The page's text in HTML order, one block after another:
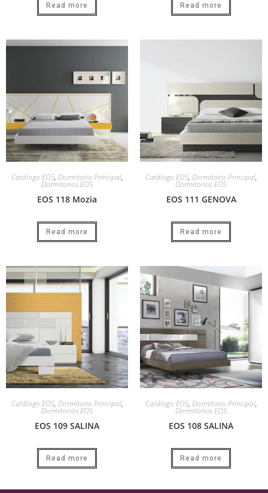
Read more Read more
Catálogo EOS, Dormitorio Principal,
Dormitorios EOS
EOS 118 Mozia
Read more
Catálogo EOS, Dormitorio Principal,
Dormitorios EOS
EOS 111 GENOVA
Read more
Catálogo EOS, Dormitorio Principal,
Dormitorios EOS
EOS 109 SALINA
Read more
Catálogo EOS, Dormitorio Principal,
Dormitorios EOS
EOS 108 SALINA
Read more